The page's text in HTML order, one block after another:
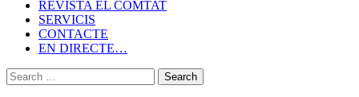
REVISTA EL COMTAT
SERVICIS
CONTACTE
EN DIRECTE…